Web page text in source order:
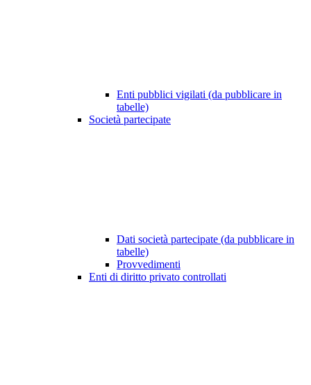
Enti pubblici vigilati (da pubblicare in
tabelle)
Società partecipate
Dati società partecipate (da pubblicare in
tabelle)
Provvedimenti
Enti di diritto privato controllati